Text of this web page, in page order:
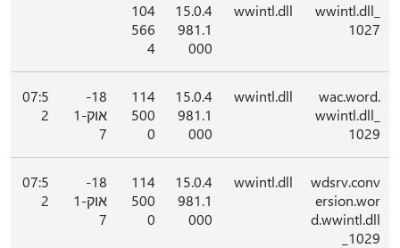
wwintl.dll_
1027
wwintl.dll
15.0.4
981.1
000
104
566
4
wac.word.
wwintl.dll_
1029
wwintl.dll
15.0.4
981.1
000
114
500
0
18-
אוק-1
7
07:5
2
wdsrv.conv
ersion.wor
d.wwintl.dll
_1029
wwintl.dll
15.0.4
981.1
000
114
500
0
18-
אוק-1
7
07:5
2